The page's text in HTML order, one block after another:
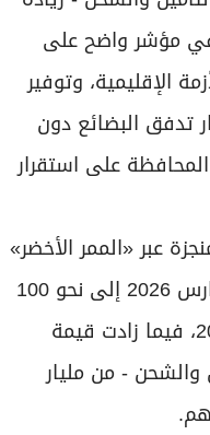
في مؤشر واضح على
الإقليمية، وتوفير
تدفق البضائع دون
على استقرار
عبر «الممر الأخضر»
من 12 ألف بيان جمركي خلال مارس 2026 إلى نحو 100
ألف بيان جمركي خلال أبريل 2026، فيما زادت قيمة
- من مليار